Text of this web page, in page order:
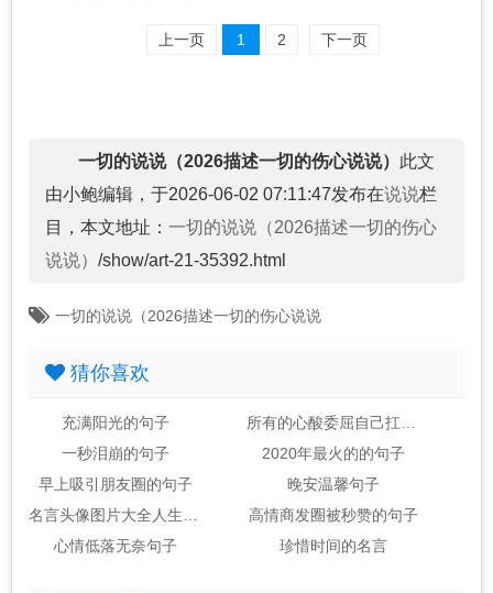
上一页 1 2 下一页
一切的说说（2026描述一切的伤心说说） 此文
由小鲍编辑，于2026-06-02 07:11:47发布在说说栏
目，本文地址： 一切的说说（2026描述一切的伤心
说说） /show/art-21-35392.html
一切的说说（2026描述一切的伤心说说
猜你喜欢
充满阳光的句子
一秒泪崩的句子
2020年最火的的句子
早上吸引朋友圈的句子
晚安温馨句子
高情商发圈被秒赞的句子
心情低落无奈句子
珍惜时间的名言